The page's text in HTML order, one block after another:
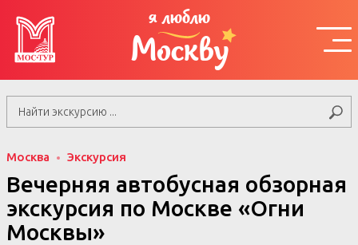
я люблю
Москву
Москва Экскурсия
Вечерняя автобусная обзорная
экскурсия по Москве «Огни
Москвы»